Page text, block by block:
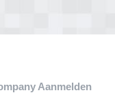
Aanmelden